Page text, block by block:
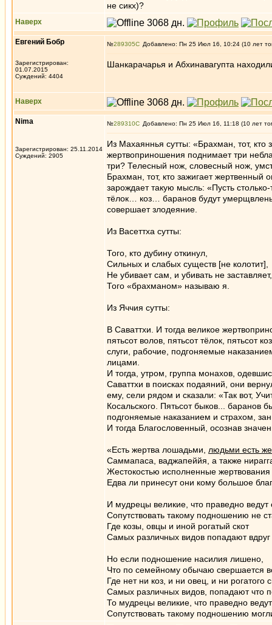
не сикх)?
Наверх
Евгений Бобр
Зарегистрирован:
01.07.2015
Суждений: 4404
№289305 Добавлено: Пн 25 Июл 16, 10:24 (10 лет
Шанкарачарья и Абхинавагупта
Наверх
Nima
Зарегистрирован: 25.11.2014
Суждений: 2905
№289310 Добавлено: Пн 25 Июл 16, 11:18 (10 лет
Из Махаяннья сутты: «Брахман, тот, кто
жертвоприношения поднимает три
три? Телесный нож, словесный нож,
Брахман, тот, кто зажигает
зарождает такую мысль: «Пусть
тёлок… коз… баранов будут
совершает злодеяние.
Из Васеттха сутты:
Того, кто дубину откинул,
Сильных и слабых существ [не колотит],
Не убивает сам, и убивать не заставляет,
Того «брахманом» называю я.
Из Яччия сутты:
В Саваттхи. И тогда великое
пятьсот волов, пятьсот тёлок, пятьсот
слуги, рабочие, подгоняемые
лицами.
И тогда, утром, группа монахов,
Саваттхи в поисках подаяний, они
ему, сели рядом и сказали: «Так вот,
Косальского. Пятьсот быков... баранов
подгоняемые наказанием и страхом,
И тогда Благословенный, осознав
«Есть жертва лошадьми, людьми есть
Саммапаса, ваджапеййя, а также
Жестокостью исполненные жертвования
Едва ли принесут они кому большое
И мудрецы великие, что праведно ведут
Сопутствовать такому подношению не
Где козы, овцы и иной рогатый скот
Самых различных видов попадают
Но если подношение насилия лишено,
Что по семейному обычаю свершается
Где нет ни коз, и ни овец, и ни рогатого
Самых различных видов, попадают что
То мудрецы великие, что праведно
Сопутствовать такому подношению